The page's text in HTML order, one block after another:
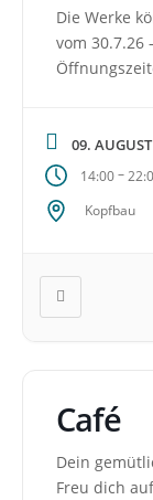
Die Werke
vom 30.7.26
09.
14:00–
Kopfbau
Café
Dein
Freu dich